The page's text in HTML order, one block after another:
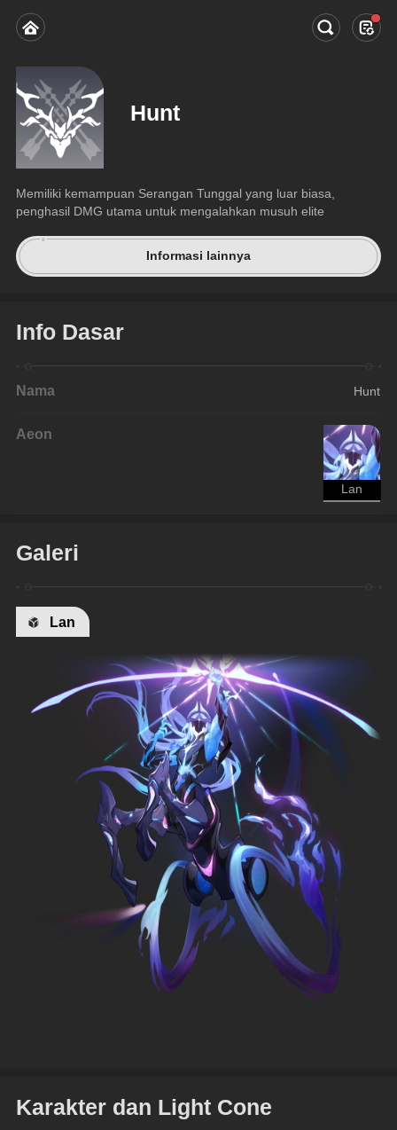
Hunt
Memiliki kemampuan Serangan Tunggal yang luar biasa,
penghasil DMG utama untuk mengalahkan musuh elite
Informasi lainnya
Info Dasar
Nama Hunt
Aeon
Lan
Galeri
Lan
Karakter dan Light Cone